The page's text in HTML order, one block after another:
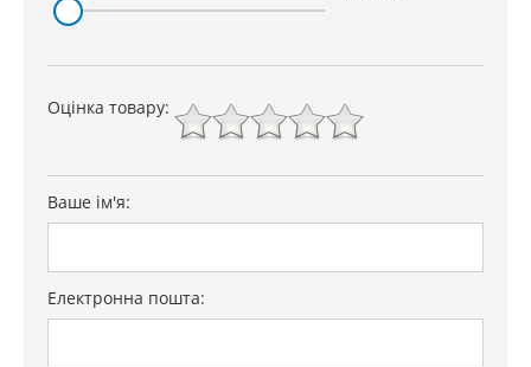
Оцінка товару:
Ваше ім'я:
Електронна пошта: